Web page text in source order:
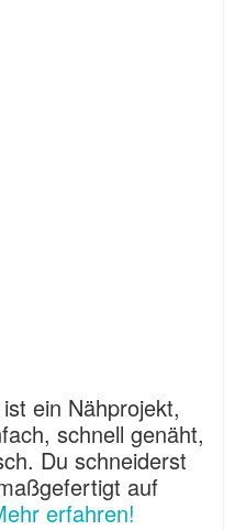
ein Nähprojekt,
schnell genäht,
Du schneiderst
auf
erfahren!